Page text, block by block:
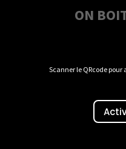
ON
Scanner le QRcode pour